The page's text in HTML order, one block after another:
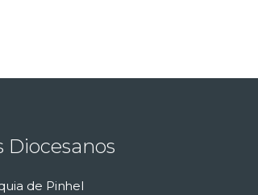
Diocesanos
de Pinhel